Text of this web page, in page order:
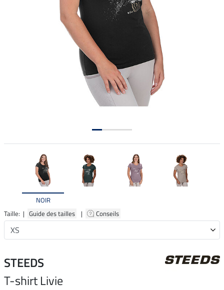
NOIR
Taille: | Guide des tailles | Conseils
STEEDS
T-shirt Livie